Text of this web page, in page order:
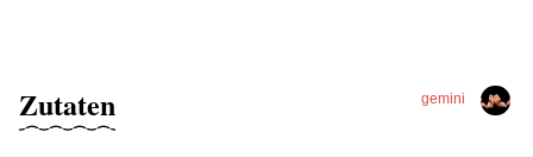
gemini
Zutaten